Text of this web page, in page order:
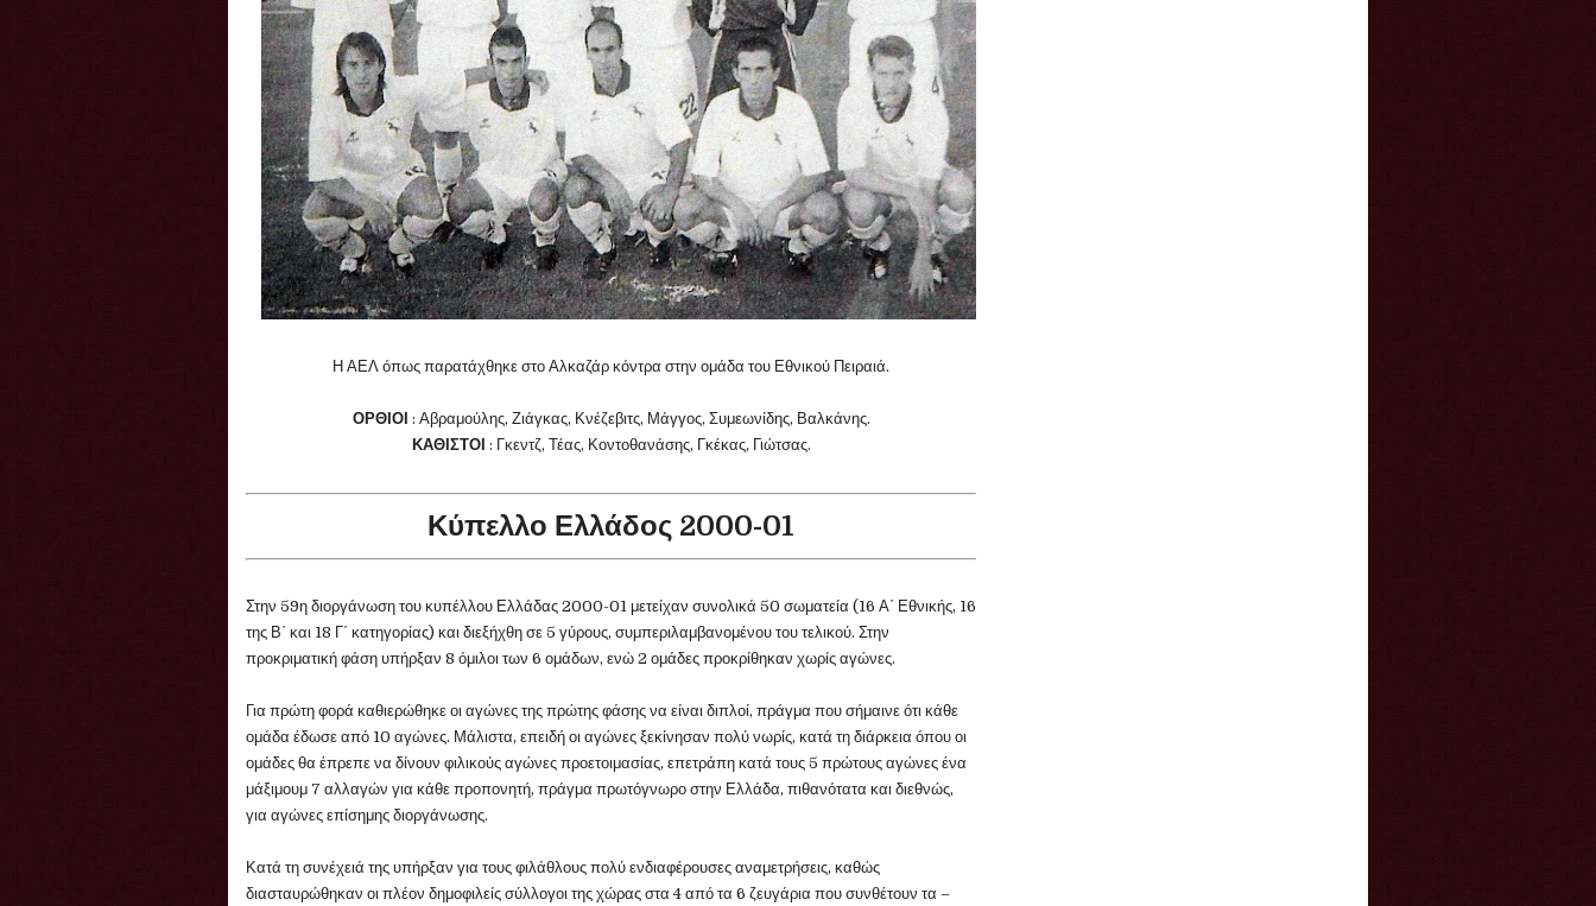
Η ΑΕΛ όπως παρατάχθηκε στο Αλκαζάρ κόντρα στην ομάδα του Εθνικού Πειραιά.
ΟΡΘΙΟΙ : Αβραμούλης, Ζιάγκας, Κνέζεβιτς, Μάγγος, Συμεωνίδης, Βαλκάνης.
ΚΑΘΙΣΤΟΙ : Γκεντζ, Τέας, Κοντοθανάσης, Γκέκας, Γιώτσας.
Κύπελλο Ελλάδος 2000-01
Στην 59η διοργάνωση του κυπέλλου Ελλάδας 2000-01 μετείχαν συνολικά 50 σωματεία (16 Α΄ Εθνικής, 16
της Β΄ και 18 Γ΄ κατηγορίας) και διεξήχθη σε 5 γύρους, συμπεριλαμβανομένου του τελικού. Στην
προκριματική φάση υπήρξαν 8 όμιλοι των 6 ομάδων, ενώ 2 ομάδες προκρίθηκαν χωρίς αγώνες.
Για πρώτη φορά καθιερώθηκε οι αγώνες της πρώτης φάσης να είναι διπλοί, πράγμα που σήμαινε ότι κάθε
ομάδα έδωσε από 10 αγώνες. Μάλιστα, επειδή οι αγώνες ξεκίνησαν πολύ νωρίς, κατά τη διάρκεια όπου οι
ομάδες θα έπρεπε να δίνουν φιλικούς αγώνες προετοιμασίας, επετράπη κατά τους 5 πρώτους αγώνες ένα
μάξιμουμ 7 αλλαγών για κάθε προπονητή, πράγμα πρωτόγνωρο στην Ελλάδα, πιθανότατα και διεθνώς,
για αγώνες επίσημης διοργάνωσης.
Κατά τη συνέχειά της υπήρξαν για τους φιλάθλους πολύ ενδιαφέρουσες αναμετρήσεις, καθώς
διασταυρώθηκαν οι πλέον δημοφιλείς σύλλογοι της χώρας στα 4 από τα 6 ζευγάρια που συνθέτουν τα –